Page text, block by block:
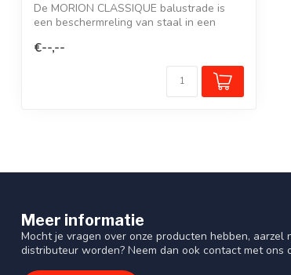
De MORION CLASSIQUE balustrade is
een beschermreling van staal in een
€--,--
Meer informatie
Mocht je vragen over onze producten hebben,
distributeur worden? Neem dan ook contact met